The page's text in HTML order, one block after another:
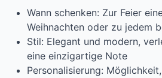
Wann schenken: Zur Feier
Weihnachten oder zu jedem
Stil: Elegant und modern,
eine einzigartige Note
Personalisierung: